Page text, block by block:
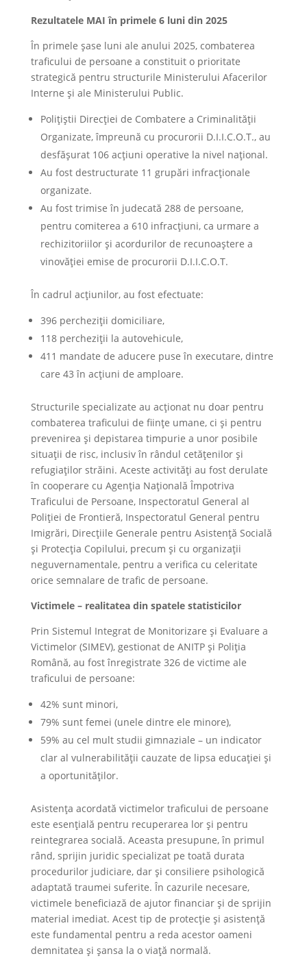
Rezultatele MAI în primele 6 luni din 2025
În primele șase luni ale anului 2025, combaterea
traficului de persoane a constituit o prioritate
strategică pentru structurile Ministerului Afacerilor
Interne și ale Ministerului Public.
Polițiștii Direcției de Combatere a Criminalității
Organizate, împreună cu procurorii D.I.I.C.O.T., au
desfășurat 106 acțiuni operative la nivel național.
Au fost destructurate 11 grupări infracționale
organizate.
Au fost trimise în judecată 288 de persoane,
pentru comiterea a 610 infracțiuni, ca urmare a
rechizitoriilor și acordurilor de recunoaștere a
vinovăției emise de procurorii D.I.I.C.O.T.
În cadrul acțiunilor, au fost efectuate:
396 percheziții domiciliare,
118 percheziții la autovehicule,
411 mandate de aducere puse în executare, dintre
care 43 în acțiuni de amploare.
Structurile specializate au acționat nu doar pentru
combaterea traficului de ființe umane, ci și pentru
prevenirea și depistarea timpurie a unor posibile
situații de risc, inclusiv în rândul cetățenilor și
refugiaților străini. Aceste activități au fost derulate
în cooperare cu Agenția Națională Împotriva
Traficului de Persoane, Inspectoratul General al
Poliției de Frontieră, Inspectoratul General pentru
Imigrări, Direcțiile Generale pentru Asistență Socială
și Protecția Copilului, precum și cu organizații
neguvernamentale, pentru a verifica cu celeritate
orice semnalare de trafic de persoane.
Victimele – realitatea din spatele statisticilor
Prin Sistemul Integrat de Monitorizare și Evaluare a
Victimelor (SIMEV), gestionat de ANITP și Poliția
Română, au fost înregistrate 326 de victime ale
traficului de persoane:
42% sunt minori,
79% sunt femei (unele dintre ele minore),
59% au cel mult studii gimnaziale – un indicator
clar al vulnerabilității cauzate de lipsa educației și
a oportunităților.
Asistența acordată victimelor traficului de persoane
este esențială pentru recuperarea lor și pentru
reintegrarea socială. Aceasta presupune, în primul
rând, sprijin juridic specializat pe toată durata
procedurilor judiciare, dar și consiliere psihologică
adaptată traumei suferite. În cazurile necesare,
victimele beneficiază de ajutor financiar și de sprijin
material imediat. Acest tip de protecție și asistență
este fundamental pentru a reda acestor oameni
demnitatea și șansa la o viață normală.